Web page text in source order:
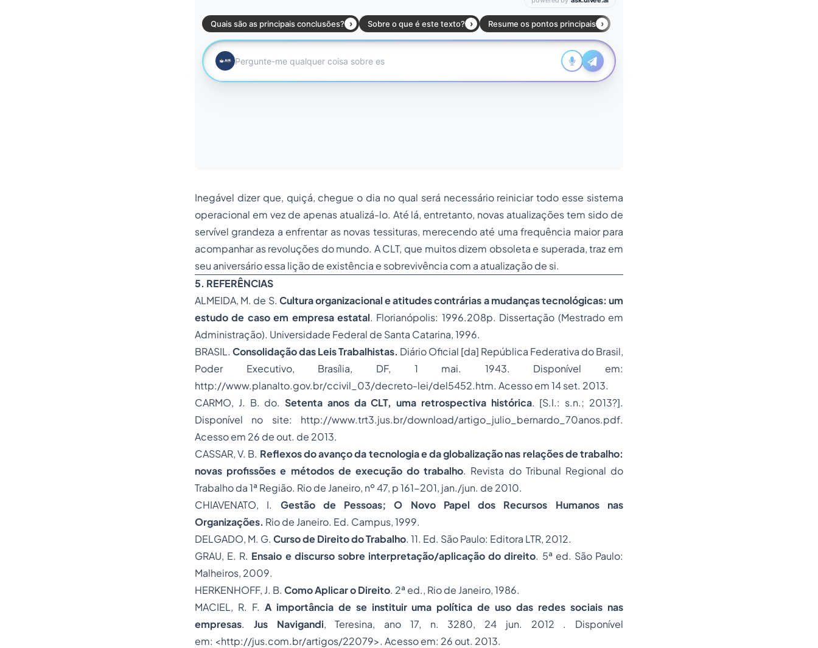
Inegável dizer que, quiçá, chegue o dia no qual será necessário reiniciar todo esse sistema
operacional em vez de apenas atualizá-lo. Até lá, entretanto, novas atualizações tem sido de
servível grandeza a enfrentar as novas tessituras, merecendo até uma frequência maior para
acompanhar as revoluções do mundo. A CLT, que muitos dizem obsoleta e superada, traz em
seu aniversário essa lição de existência e sobrevivência com a atualização de si.
5. REFERÊNCIAS
ALMEIDA, M. de S. Cultura organizacional e atitudes contrárias a mudanças tecnológicas: um
estudo de caso em empresa estatal. Florianópolis: 1996.208p. Dissertação (Mestrado em
Administração). Universidade Federal de Santa Catarina, 1996.
BRASIL. Consolidação das Leis Trabalhistas. Diário Oficial [da] República Federativa do Brasil,
Poder Executivo, Brasília, DF, 1 mai. 1943. Disponível em:
http://www.planalto.gov.br/ccivil_03/decreto-lei/del5452.htm. Acesso em 14 set. 2013.
CARMO, J. B. do.Setenta anos da CLT, uma retrospectiva histórica. [S.I.: s.n.; 2013?].
Disponível no site: http://www.trt3.jus.br/download/artigo_julio_bernardo_70anos.pdf.
Acesso em 26 de out. de 2013.
CASSAR, V. B. Reflexos do avanço da tecnologia e da globalização nas relações de trabalho:
novas profissões e métodos de execução do trabalho. Revista do Tribunal Regional do
Trabalho da 1ª Região. Rio de Janeiro, nº 47, p 161-201, jan./jun. de 2010.
CHIAVENATO, I. Gestão de Pessoas; O Novo Papel dos Recursos Humanos nas
Organizações. Rio de Janeiro. Ed. Campus, 1999.
DELGADO, M. G. Curso de Direito do Trabalho. 11. Ed. São Paulo: Editora LTR, 2012.
GRAU, E. R. Ensaio e discurso sobre interpretação/aplicação do direito. 5ª ed. São Paulo:
Malheiros, 2009.
HERKENHOFF, J. B. Como Aplicar o Direito. 2ª ed., Rio de Janeiro, 1986.
MACIEL, R. F. A importância de se instituir uma política de uso das redes sociais nas
empresas. Jus Navigandi, Teresina, ano 17, n. 3280, 24 jun. 2012 . Disponível
em: <http://jus.com.br/artigos/22079>. Acesso em: 26 out. 2013.